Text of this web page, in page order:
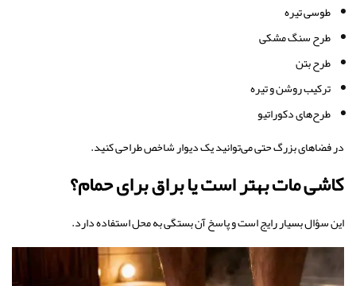
طوسی تیره
طرح سنگ مشکی
طرح بتن
ترکیب روشن و تیره
طرح‌های دکوراتیو
در فضاهای بزرگ حتی می‌توانید یک دیوار شاخص طراحی کنید.
کاشی مات بهتر است یا براق برای حمام؟
این سؤال بسیار رایج است و پاسخ آن بستگی به محل استفاده دارد.